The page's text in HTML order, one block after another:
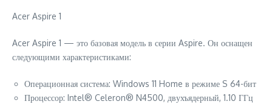
Acer Aspire 1
Acer Aspire 1 — это базовая модель в серии Aspire. Он оснащен
следующими характеристиками:
Операционная система: Windows 11 Home в режиме S 64-бит
Процессор: Intel® Celeron® N4500, двухъядерный, 1.10 ГГц